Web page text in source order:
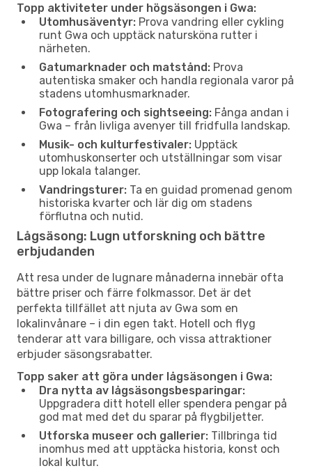
Topp aktiviteter under högsäsongen i Gwa:
Utomhusäventyr: Prova vandring eller cykling
runt Gwa och upptäck natursköna rutter i
närheten.
Gatumarknader och matstånd: Prova
autentiska smaker och handla regionala varor på
stadens utomhusmarknader.
Fotografering och sightseeing: Fånga andan i
Gwa – från livliga avenyer till fridfulla landskap.
Musik- och kulturfestivaler: Upptäck
utomhuskonserter och utställningar som visar
upp lokala talanger.
Vandringsturer: Ta en guidad promenad genom
historiska kvarter och lär dig om stadens
förflutna och nutid.
Lågsäsong: Lugn utforskning och bättre
erbjudanden
Att resa under de lugnare månaderna innebär ofta
bättre priser och färre folkmassor. Det är det
perfekta tillfället att njuta av Gwa som en
lokalinvånare – i din egen takt. Hotell och flyg
tenderar att vara billigare, och vissa attraktioner
erbjuder säsongsrabatter.
Topp saker att göra under lågsäsongen i Gwa:
Dra nytta av lågsäsongsbesparingar:
Uppgradera ditt hotell eller spendera pengar på
god mat med det du sparar på flygbiljetter.
Utforska museer och gallerier: Tillbringa tid
inomhus med att upptäcka historia, konst och
lokal kultur.